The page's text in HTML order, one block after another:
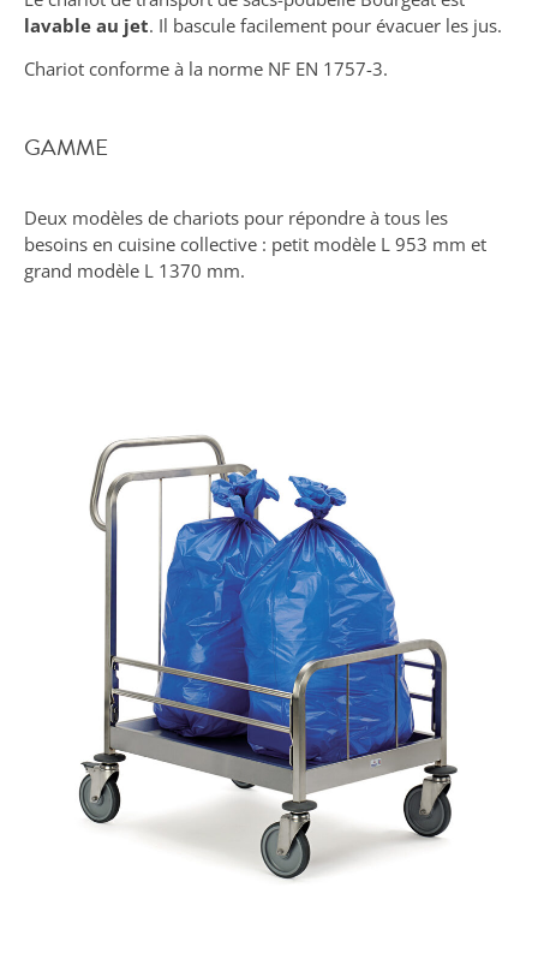
lavable au jet. Il bascule facilement pour évacuer les jus.
Chariot conforme à la norme NF EN 1757-3.
GAMME
Deux modèles de chariots pour répondre à tous les
besoins en cuisine collective : petit modèle L 953 mm et
grand modèle L 1370 mm.